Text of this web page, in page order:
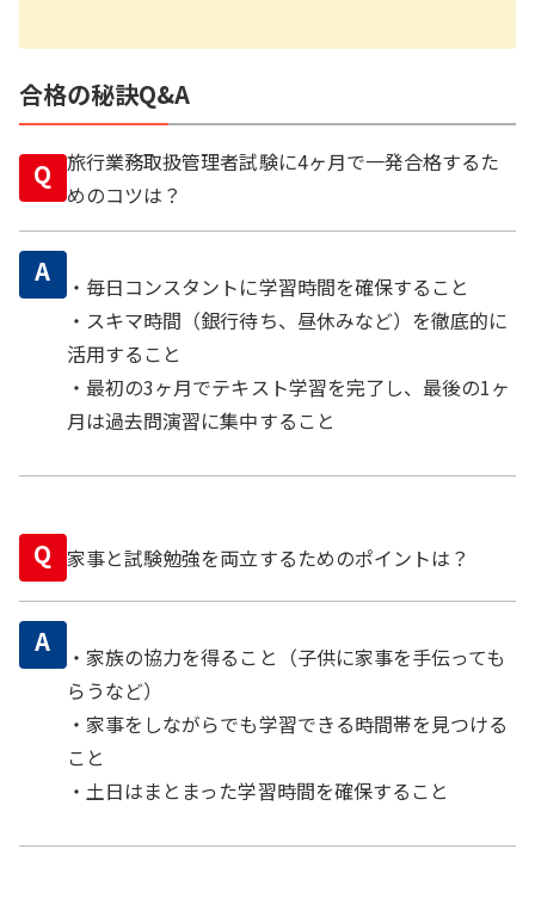
合格の秘訣Q&A
Q 旅行業務取扱管理者試験に4ヶ月で一発合格するた
めのコツは？
A
・毎日コンスタントに学習時間を確保すること
・スキマ時間（銀行待ち、昼休みなど）を徹底的に
活用すること
・最初の3ヶ月でテキスト学習を完了し、最後の1ヶ
月は過去問演習に集中すること
Q 家事と試験勉強を両立するためのポイントは？
A
・家族の協力を得ること（子供に家事を手伝っても
らうなど）
・家事をしながらでも学習できる時間帯を見つける
こと
・土日はまとまった学習時間を確保すること